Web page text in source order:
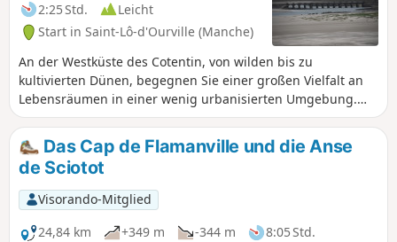
2:25 Std.
Leicht
Start in Saint-Lô-d'Ourville (Manche)
An der Westküste des Cotentin, von wilden bis zu
kultivierten Dünen, begegnen Sie einer großen Vielfalt an
Lebensräumen in einer wenig urbanisierten Umgebung.
Am Rande der Düne, mit Blick auf den Hafen von Portbail,
bietet Ihnen der Weg eine herrliche Landschaft.
Das Cap de Flamanville und die Anse
de Sciotot
Visorando-Mitglied
24,84 km
+349 m -344 m
8:05 Std.